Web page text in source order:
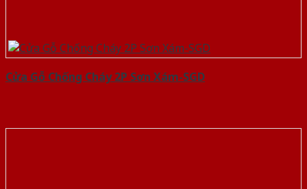
Cửa Gỗ Chống Cháy 2P Sơn Xám-SGD